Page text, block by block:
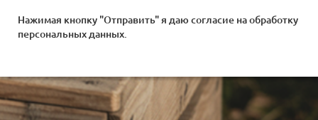
Нажимая кнопку "Отправить" я даю согласие наобработку
персональных данных.